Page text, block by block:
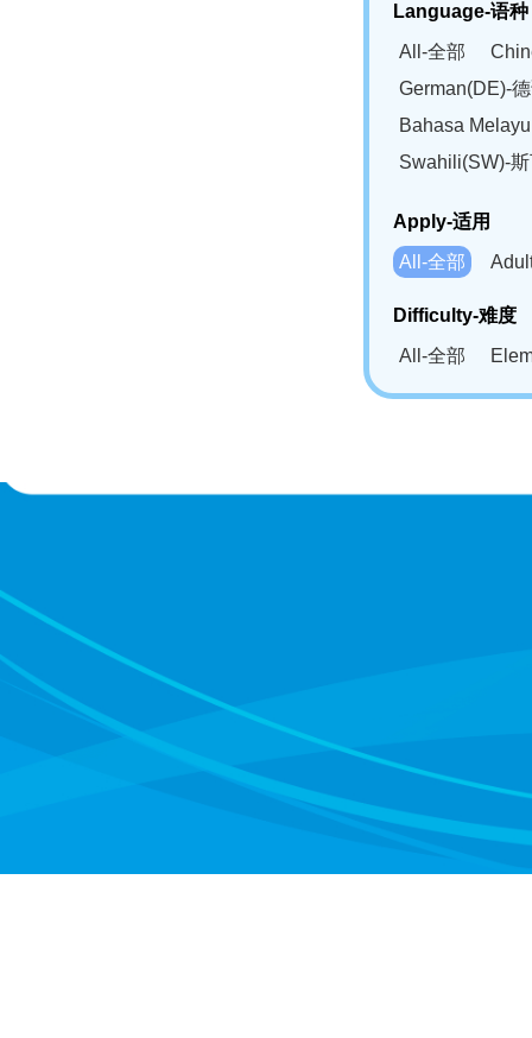
Language-语种
All-全部
German(DE)-
Bahasa
Swahili(SW)-
Apply-适用
All-全部
Difficulty-难度
All-全部